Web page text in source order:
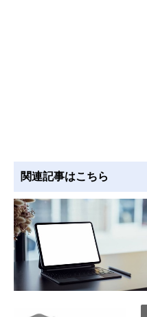
関連記事はこちら